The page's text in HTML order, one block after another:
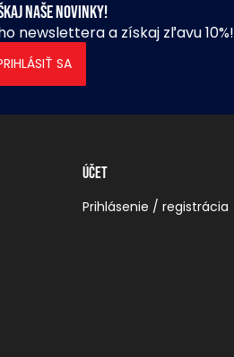
naše novinky!
newslettera a získaj zľavu 10%!
SA
Účet
Prihlásenie / registrácia